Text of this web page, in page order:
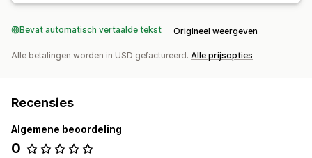
Bevat automatisch vertaalde tekst Origineel weergeven
Alle betalingen worden in USD gefactureerd. Alle prijsopties
Recensies
Algemene beoordeling
0